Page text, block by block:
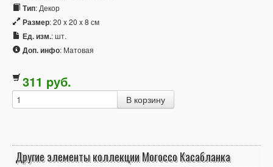
Тип: Декор
Размер: 20 x 20 x 8 см
Ед. изм.: шт.
Доп. инфо: Матовая
311 pуб.
Другие элементы коллекции Morocco Касабланка